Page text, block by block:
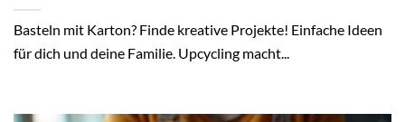
Basteln mit Karton? Finde kreative Projekte! Einfache Ideen
für dich und deine Familie. Upcycling macht...